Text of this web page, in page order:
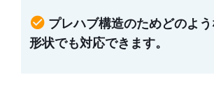
check_circle プレハブ構造のためどのよう
形状でも対応できます。